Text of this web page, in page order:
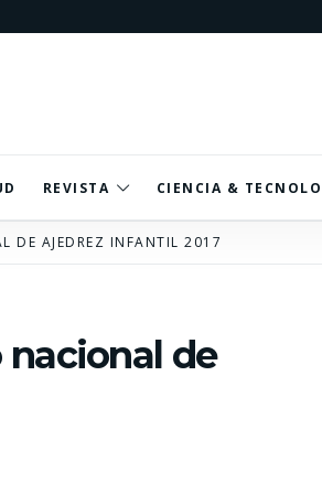
REVISTA CIENCIA &
DE AJEDREZ INFANTIL 2017
nacional de